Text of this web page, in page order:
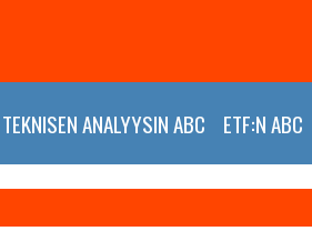
TEKNISEN ANALYYSIN ABC ETF:N ABC